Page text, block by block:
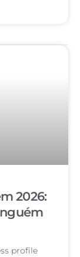
2026:
profile